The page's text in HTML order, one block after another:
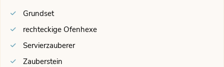
Grundset
rechteckige Ofenhexe
Servierzauberer
Zauberstein